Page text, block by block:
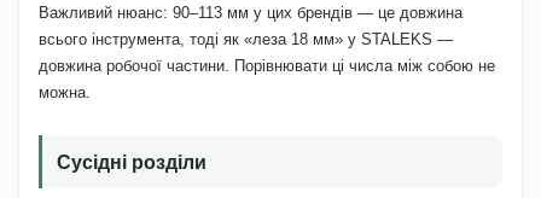
Важливий нюанс: 90–113 мм у цих брендів — це довжина
всього інструмента, тоді як «леза 18 мм» у STALEKS —
довжина робочої частини. Порівнювати ці числа між собою не
можна.
Сусідні розділи